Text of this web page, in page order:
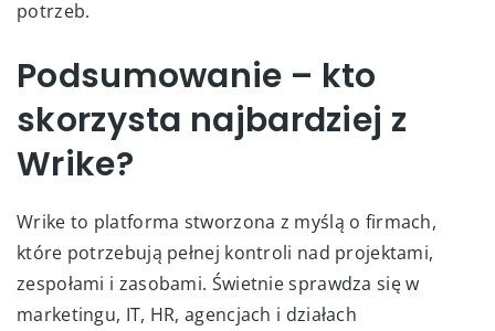
potrzeb.
Podsumowanie – kto
skorzysta najbardziej z
Wrike?
Wrike to platforma stworzona z myślą o firmach,
które potrzebują pełnej kontroli nad projektami,
zespołami i zasobami. Świetnie sprawdza się w
marketingu, IT, HR, agencjach i działach